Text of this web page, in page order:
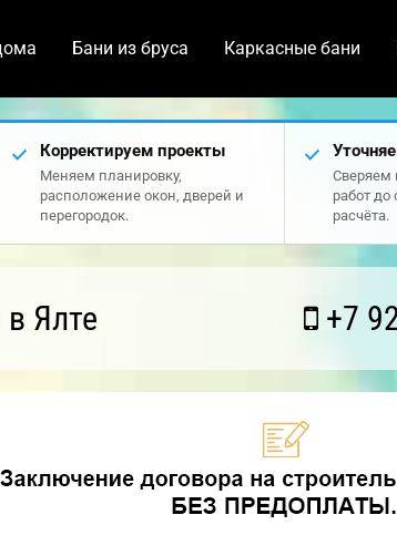
Бани из бруса Каркасные бани
Корректируем проекты
Меняем планировку,
расположение окон, дверей и
перегородок.
Сверяем
работ до
расчёта.
Ялте +7